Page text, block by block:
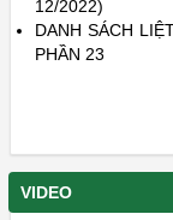
DANH SÁCH
PHẦN 23
VIDEO